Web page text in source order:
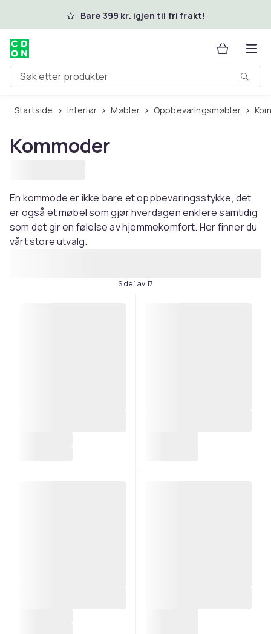
Hopp til hovedinnholdBare 399 kr. igjen til fri frakt!
Søk etter produkter
Startside Interiør Møbler Oppbevaringsmøbler
Kommoder
En kommode er ikke bare et oppbevaringsstykke, det
er også et møbel som gjør hverdagen enklere samtidig
som det gir en følelse av hjemmekomfort. Her finner du
vårt store utvalg.
Side 1 av 17